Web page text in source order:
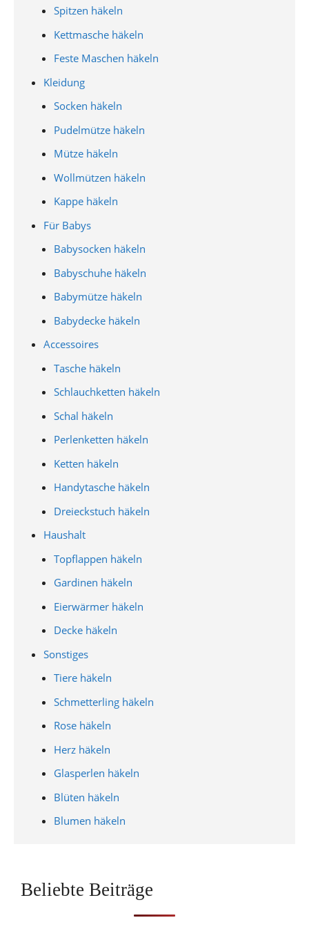
Spitzen häkeln
Kettmasche häkeln
Feste Maschen häkeln
Kleidung
Socken häkeln
Pudelmütze häkeln
Mütze häkeln
Wollmützen häkeln
Kappe häkeln
Für Babys
Babysocken häkeln
Babyschuhe häkeln
Babymütze häkeln
Babydecke häkeln
Accessoires
Tasche häkeln
Schlauchketten häkeln
Schal häkeln
Perlenketten häkeln
Ketten häkeln
Handytasche häkeln
Dreieckstuch häkeln
Haushalt
Topflappen häkeln
Gardinen häkeln
Eierwärmer häkeln
Decke häkeln
Sonstiges
Tiere häkeln
Schmetterling häkeln
Rose häkeln
Herz häkeln
Glasperlen häkeln
Blüten häkeln
Blumen häkeln
Beliebte Beiträge